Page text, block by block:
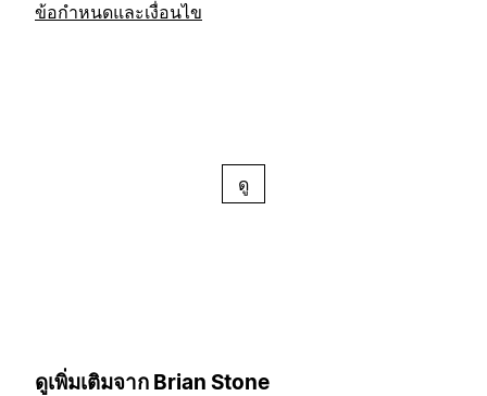
ข้อกำหนดและเงื่อนไข
ดู
ดูเพิ่มเติมจาก Brian Stone